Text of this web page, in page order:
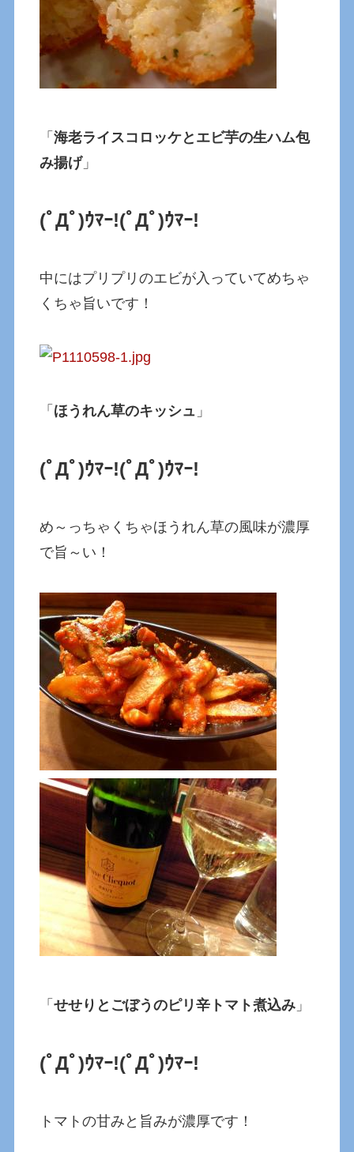
「海老ライスコロッケとエビ芋の生ハム包
み揚げ」
(ﾟДﾟ)ｳﾏｰ!(ﾟДﾟ)ｳﾏｰ!
中にはプリプリのエビが入っていてめちゃ
くちゃ旨いです！
「 ほうれん草のキッシュ 」
(ﾟДﾟ)ｳﾏｰ!(ﾟДﾟ)ｳﾏｰ!
め～っちゃくちゃほうれん草の風味が濃厚
で旨～い！
「せせりとごぼうのピリ辛トマト煮込み 」
(ﾟДﾟ)ｳﾏｰ!(ﾟДﾟ)ｳﾏｰ!
トマトの甘みと旨みが濃厚です！